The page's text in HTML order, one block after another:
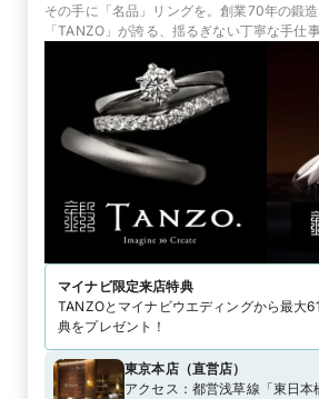
その手に「名品」リングを。創業70年の鍛
「TANZO」が誇る、揺るぎない丁寧な手仕
マイナビ限定来店特典
TANZOとマイナビウエディングから最大
典をプレゼント！
東京本店（直営店）
アクセス： 都営浅草線「東日本